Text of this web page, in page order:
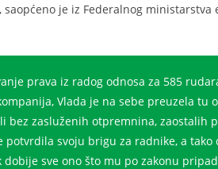
je iz Federalnog ministarstva
prava iz radog odnosa za 585
Vlada je na sebe preuzela tu
bez zasluženih otpremnina, zaostalih
potvrdila svoju brigu za radnike, a
sve ono što mu po zakonu